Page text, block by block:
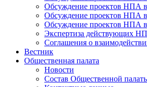
Обсуждение проектов НПА в
Обсуждение проектов НПА в
Обсуждение проектов НПА в
Экспертиза действующих
Соглашения о
Вестник
Общественная палата
Новости
Состав Общественной